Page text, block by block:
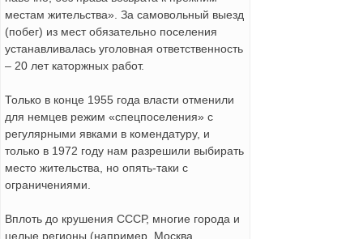
местам жительства». За самовольный выезд
(побег) из мест обязательно поселения
устанавливалась уголовная ответственность
– 20 лет каторжных работ.
Только в конце 1955 года власти отменили
для немцев режим «спецпоселения» с
регулярными явками в комендатуру, и
только в 1972 году нам разрешили выбирать
место жительства, но опять-таки с
ограничениями.
Вплоть до крушения СССР, многие города и
целые регионы (например, Москва,